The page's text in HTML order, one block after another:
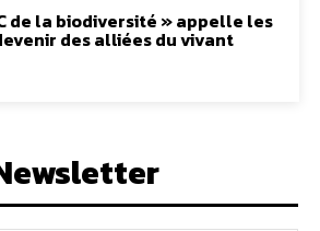
de la biodiversité » appelle les
des alliées du vivant